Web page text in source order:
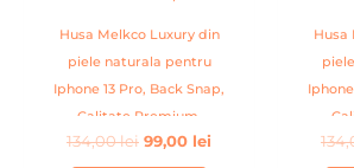
Husa Melkco Luxury din
piele naturala pentru
Iphone 13 Pro, Back Snap,
Calitate Premium,
Handmade, Gri
134,00lei 99,00 lei
Husa